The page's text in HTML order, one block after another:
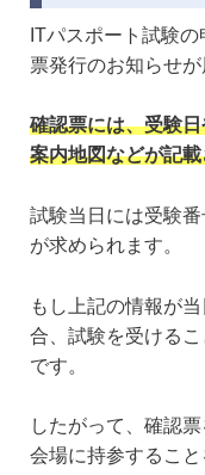
ITパスポート試験
票発行のお知らせが
確認票には、受験
案内地図などが記
試験当日には受験
が求められます。
もし上記の情報が
合、試験を受ける
です。
したがって、確認
会場に持参すること